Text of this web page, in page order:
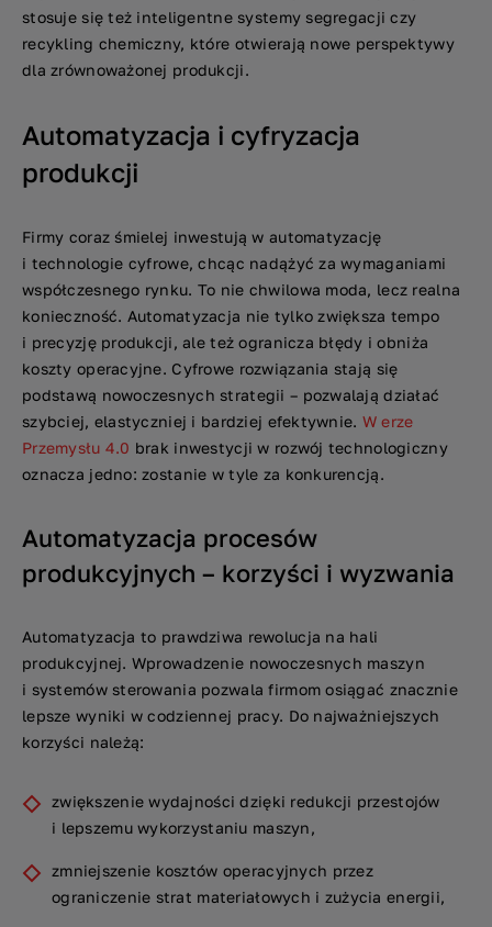
stosuje się też inteligentne systemy segregacji czy
recykling chemiczny, które otwierają nowe perspektywy
dla zrównoważonej produkcji.
Automatyzacja i cyfryzacja
produkcji
Firmy coraz śmielej inwestują w automatyzację
i technologie cyfrowe, chcąc nadążyć za wymaganiami
współczesnego rynku. To nie chwilowa moda, lecz realna
konieczność. Automatyzacja nie tylko zwiększa tempo
i precyzję produkcji, ale też ogranicza błędy i obniża
koszty operacyjne. Cyfrowe rozwiązania stają się
podstawą nowoczesnych strategii – pozwalają działać
szybciej, elastyczniej i bardziej efektywnie. W erze
Przemysłu 4.0 brak inwestycji w rozwój technologiczny
oznacza jedno: zostanie w tyle za konkurencją.
Automatyzacja procesów
produkcyjnych – korzyści i wyzwania
Automatyzacja to prawdziwa rewolucja na hali
produkcyjnej. Wprowadzenie nowoczesnych maszyn
i systemów sterowania pozwala firmom osiągać znacznie
lepsze wyniki w codziennej pracy. Do najważniejszych
korzyści należą:
zwiększenie wydajności dzięki redukcji przestojów
i lepszemu wykorzystaniu maszyn,
zmniejszenie kosztów operacyjnych przez
ograniczenie strat materiałowych i zużycia energii,